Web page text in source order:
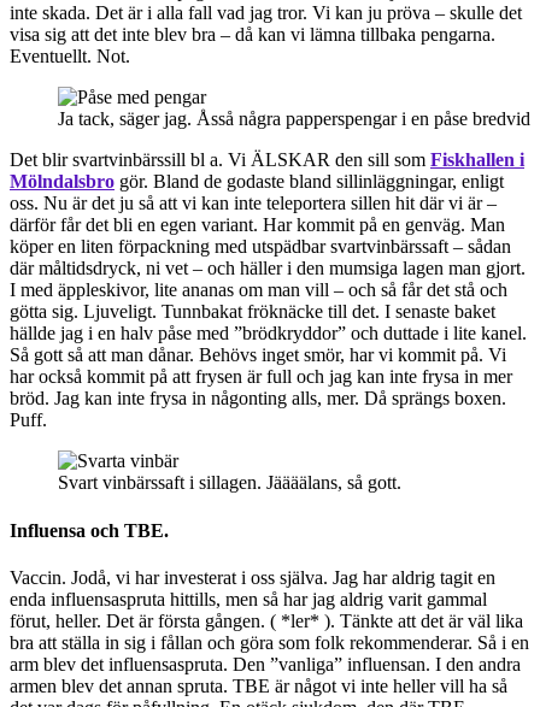
inte skada. Det är i alla fall vad jag tror. Vi kan ju pröva – skulle det
visa sig att det inte blev bra – då kan vi lämna tillbaka pengarna.
Eventuellt. Not.
Ja tack, säger jag. Åsså några papperspengar i en påse bredvid
Det blir svartvinbärssill bl a. Vi ÄLSKAR den sill som Fiskhallen i
Mölndalsbro gör. Bland de godaste bland sillinläggningar, enligt
oss. Nu är det ju så att vi kan inte teleportera sillen hit där vi är –
därför får det bli en egen variant. Har kommit på en genväg. Man
köper en liten förpackning med utspädbar svartvinbärssaft – sådan
där måltidsdryck, ni vet – och häller i den mumsiga lagen man gjort.
I med äppleskivor, lite ananas om man vill – och så får det stå och
götta sig. Ljuveligt. Tunnbakat fröknäcke till det. I senaste baket
hällde jag i en halv påse med ”brödkryddor” och duttade i lite kanel.
Så gott så att man dånar. Behövs inget smör, har vi kommit på. Vi
har också kommit på att frysen är full och jag kan inte frysa in mer
bröd. Jag kan inte frysa in någonting alls, mer. Då sprängs boxen.
Puff.
Svart vinbärssaft i sillagen. Jäääälans, så gott.
Influensa och TBE.
Vaccin. Jodå, vi har investerat i oss själva. Jag har aldrig tagit en
enda influensaspruta hittills, men så har jag aldrig varit gammal
förut, heller. Det är första gången. ( *ler* ). Tänkte att det är väl lika
bra att ställa in sig i fållan och göra som folk rekommenderar. Så i en
arm blev det influensaspruta. Den ”vanliga” influensan. I den andra
armen blev det annan spruta. TBE är något vi inte heller vill ha så